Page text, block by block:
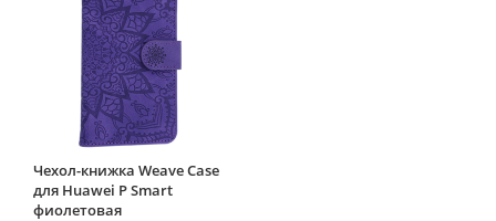
Чехол-книжка Weave Case
для Huawei P Smart
фиолетовая